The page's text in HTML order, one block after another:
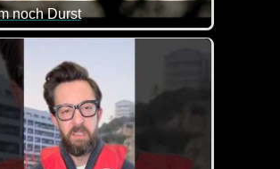
noch Durst
Stimmungsmusik zum Tag des